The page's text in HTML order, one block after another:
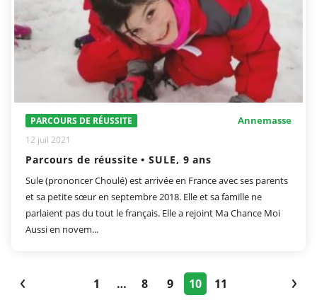
PARCOURS DE RÉUSSITE Annemasse
12 juil 2021
Parcours de réussite • SULE, 9 ans
Sule (prononcer Choulé) est arrivée en France avec ses parents
et sa petite sœur en septembre 2018. Elle et sa famille ne
parlaient pas du tout le français. Elle a rejoint Ma Chance Moi
Aussi en novem...
1 … 8 9 10 11